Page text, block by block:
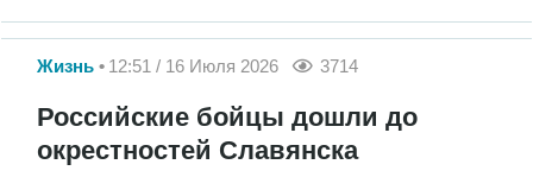
Жизнь 12:51 / 16 Июля 2026 3714
Российские бойцы дошли до
окрестностей Славянска